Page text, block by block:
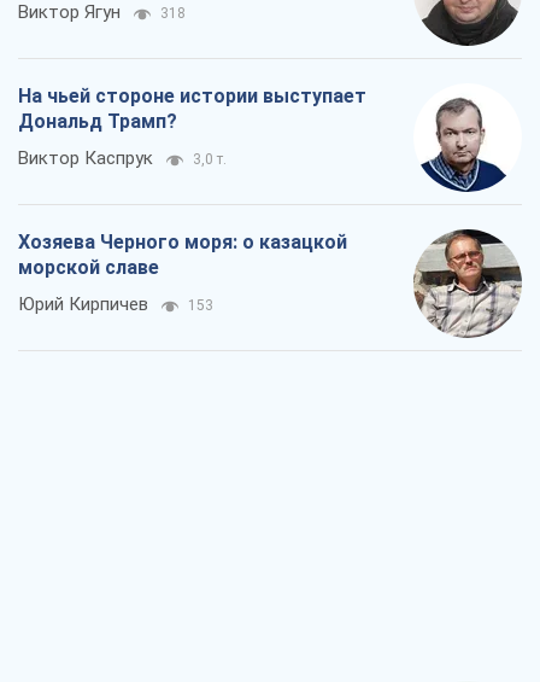
Виктор Ягун 318
На чьей стороне истории выступает
Дональд Трамп?
Виктор Каспрук 3,0 т.
Хозяева Черного моря: о казацкой
морской славе
Юрий Кирпичев 153